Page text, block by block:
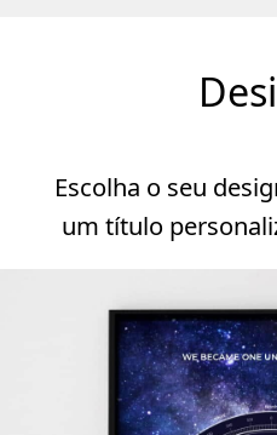
Escolha o seu
um título